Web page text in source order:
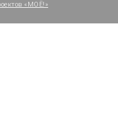
«МОЁ!»